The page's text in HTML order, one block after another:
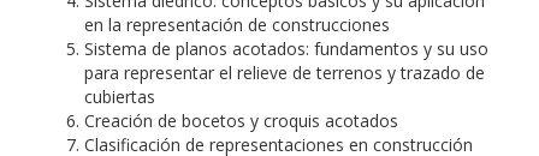
en la representación de construcciones
Sistema de planos acotados: fundamentos y su uso
para representar el relieve de terrenos y trazado de
cubiertas
Creación de bocetos y croquis acotados
Clasificación de representaciones en construcción